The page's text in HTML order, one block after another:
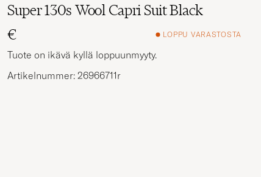
Super 130s Wool Capri Suit Black
€
LOPPU VARASTOSTA
Tuote on ikävä kyllä loppuunmyyty.
Artikelnummer: 26966711r